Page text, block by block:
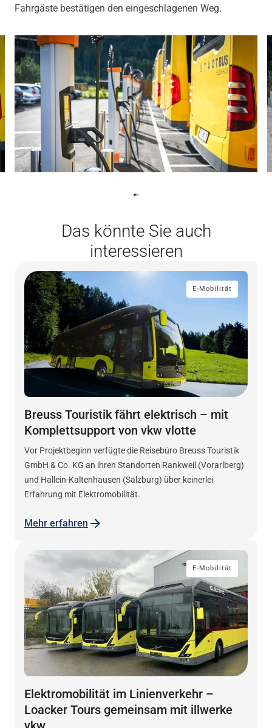
Fahrgäste bestätigen den eingeschlagenen Weg.
Das könnte Sie auch
interessieren
Breuss Touristik fährt elektrisch – mit
Komplettsupport von vkw vlotte
Vor Projektbeginn verfügte die Reisebüro Breuss Touristik
GmbH & Co. KG an ihren Standorten Rankweil (Vorarlberg)
und Hallein-Kaltenhausen (Salzburg) über keinerlei
Erfahrung mit Elektromobilität.
Mehr erfahren
E-Mobilität
Elektromobilität im Linienverkehr –
Loacker Tours gemeinsam mit illwerke
E-Mobilität